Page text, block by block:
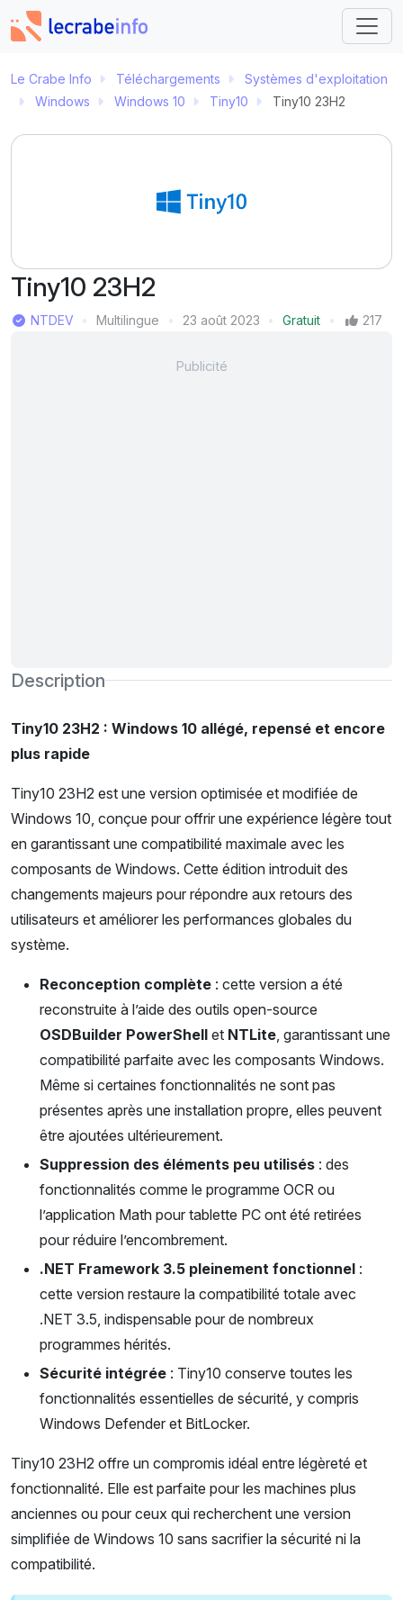
Le Crabe Info Téléchargements
Systèmes d'exploitation
Windows
Windows 10 Tiny10 Tiny10 23H2
Tiny10 23H2
Éditeur
NTDEV
Multilingue
23 août 2023
Gratuit
217
Description
Tiny10 23H2 : Windows 10 allégé, repensé et encore
plus rapide
Tiny10 23H2 est une version optimisée et modifiée de
Windows 10, conçue pour offrir une expérience légère tout
en garantissant une compatibilité maximale avec les
composants de Windows. Cette édition introduit des
changements majeurs pour répondre aux retours des
utilisateurs et améliorer les performances globales du
système.
Reconception complète : cette version a été
reconstruite à l’aide des outils open-source
OSDBuilder PowerShell et NTLite, garantissant une
compatibilité parfaite avec les composants Windows.
Même si certaines fonctionnalités ne sont pas
présentes après une installation propre, elles peuvent
être ajoutées ultérieurement.
Suppression des éléments peu utilisés : des
fonctionnalités comme le programme OCR ou
l’application Math pour tablette PC ont été retirées
pour réduire l’encombrement.
.NET Framework 3.5 pleinement fonctionnel :
cette version restaure la compatibilité totale avec
.NET 3.5, indispensable pour de nombreux
programmes hérités.
Sécurité intégrée : Tiny10 conserve toutes les
fonctionnalités essentielles de sécurité, y compris
Windows Defender et BitLocker.
Tiny10 23H2 offre un compromis idéal entre légèreté et
fonctionnalité. Elle est parfaite pour les machines plus
anciennes ou pour ceux qui recherchent une version
simplifiée de Windows 10 sans sacrifier la sécurité ni la
compatibilité.